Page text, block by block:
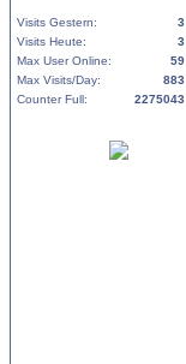
Visits Gestern:
3
Visits Heute:
3
Max User Online:
59
Max Visits/Day:
883
Counter Full:
2275043